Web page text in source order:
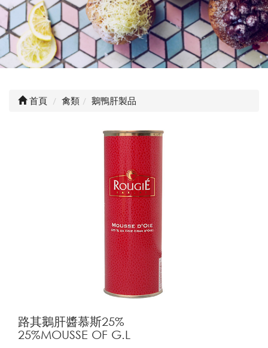
首頁 禽類 鵝鴨肝製品
路其鵝肝醬慕斯25%
25%MOUSSE OF G.L